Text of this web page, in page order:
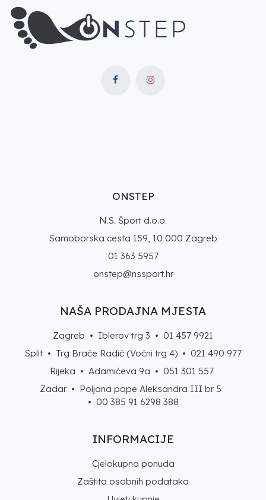
ONSTEP
N.S. Šport d.o.o.
Samoborska cesta 159, 10 000 Zagreb
01 363 5957
onstep@nssport.hr
INFORMACIJE
Cjelokupna ponuda
Zaštita osobnih podataka
NAŠA PRODAJNA MJESTA
Zagreb • Iblerov trg 3 • 01 457 9921
Split • Trg Braće Radić (Voćni trg 4) • 021 490 977
Rijeka • Adamićeva 9a • 051 301 557
Zadar • Poljana pape Aleksandra III br 5
• 00 385 91 6298 388